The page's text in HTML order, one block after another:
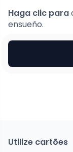
Haga clic para
ensueño.
Utilize cartões